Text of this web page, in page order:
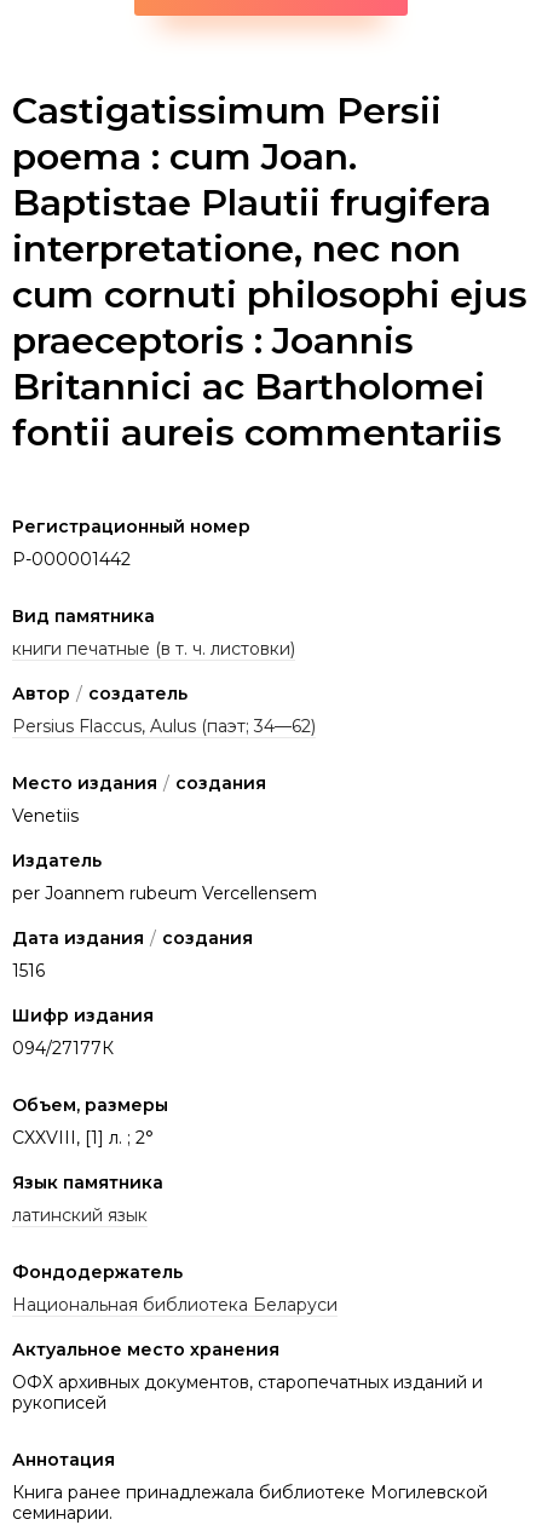
Castigatissimum Persii
poema : cum Joan.
Baptistae Plautii frugifera
interpretatione, nec non
cum cornuti philosophi ejus
praeceptoris : Joannis
Britannici ac Bartholomei
fontii aureis commentariis
Регистрационный номер
P-000001442
Вид памятника
книги печатные (в т. ч. листовки)
Автор / создатель
Persius Flaccus, Aulus (паэт; 34—62)
Место издания / создания
Venetiis
Издатель
per Joannem rubeum Vercellensem
Дата издания / создания
1516
Шифр издания
094/27177К
Объем, размеры
CXXVIII, [1] л. ; 2°
Язык памятника
латинский язык
Фондодержатель
Национальная библиотека Беларуси
Актуальное место хранения
ОФХ архивных документов, старопечатных изданий и
рукописей
Аннотация
Книга ранее принадлежала библиотеке Могилевской
семинарии.